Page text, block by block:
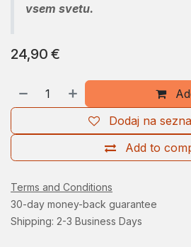
vsem svetu.
24,90 €
Add to
Dodaj na
Terms and Conditions
30-day money-back guarantee
Shipping: 2-3 Business Days